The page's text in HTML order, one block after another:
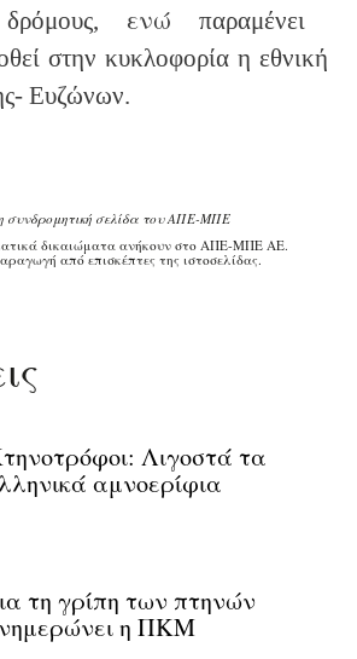
δρόμους, ενώ παραμένει
στην κυκλοφορία η εθνική
Ευζώνων.
συνδρομητική σελίδα του ΑΠΕ-ΜΠΕ
δικαιώματα ανήκουν στο ΑΠΕ-ΜΠΕ ΑΕ.
από επισκέπτες της ιστοσελίδας.
Λιγοστά τα
αμνοερίφια
τη γρίπη των πτηνών
η ΠΚΜ